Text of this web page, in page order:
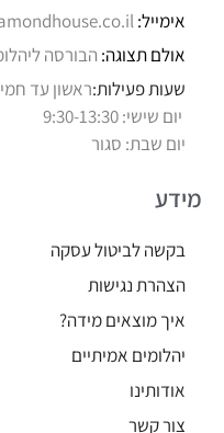
אימייל:
אולם תצוגה: הבורסה
שעות פעילות:ראשון עד חמישי:
יום שישי: 9:30-13:30
יום שבת: סגור
מידע
בקשה לביטול עסקה
הצהרת נגישות
איך מוצאים מידה?
יהלומים אמיתיים
אודותינו
צור קשר